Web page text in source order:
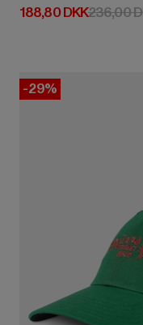
188,80 DKK
Nuværende pris:236,00
-29%